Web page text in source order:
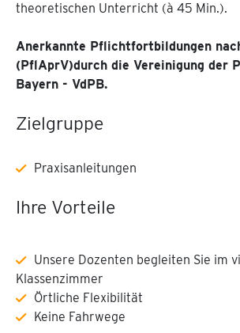
theoretischen Unterricht (à 45 Min.).
Anerkannte Pflichtfortbildungen
(PflAprV)durch die Vereinigung der
Bayern - VdPB.
Zielgruppe
Praxisanleitungen
Ihre Vorteile
Unsere Dozenten begleiten Sie im
Klassenzimmer
Örtliche Flexibilität
Keine Fahrwege